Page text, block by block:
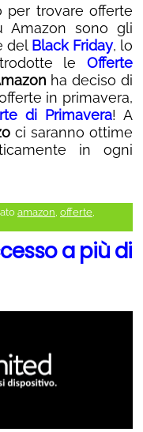
per trovare offerte
Amazon sono gli
del Black Friday, lo
le Offerte
ha deciso di
in primavera,
di Primavera! A
ci saranno ottime
in ogni
amazon offerte
a più di